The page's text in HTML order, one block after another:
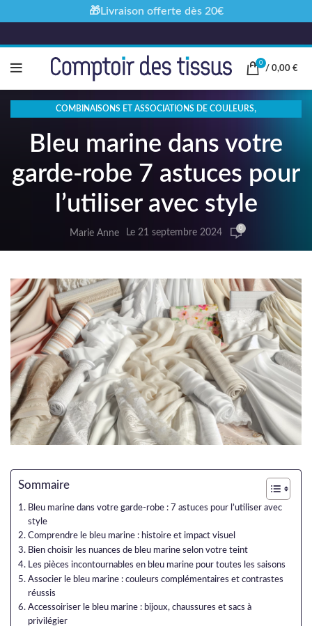
0
/ 0,00 €
COMBINAISONS ET ASSOCIATIONS DE COULEURS,
Bleu marine dans votre
garde-robe 7 astuces pour
l’utiliser avec style
Marie Anne Le 21 septembre 2024 0
Sommaire
Bleu marine dans votre garde-robe : 7 astuces pour l’utiliser avec
style
Comprendre le bleu marine : histoire et impact visuel
Bien choisir les nuances de bleu marine selon votre teint
Les pièces incontournables en bleu marine pour toutes les saisons
Associer le bleu marine : couleurs complémentaires et contrastes
réussis
Accessoiriser le bleu marine : bijoux, chaussures et sacs à
privilégier
🎁Livraison offerte dès 20€